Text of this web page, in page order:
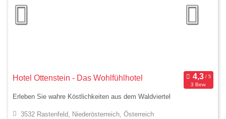
Hotel Ottenstein - Das Wohlfühlhotel
3 Bew.
Erleben Sie wahre Köstlichkeiten aus dem Waldviertel
3532 Rastenfeld, Niederösterreich, Österreich